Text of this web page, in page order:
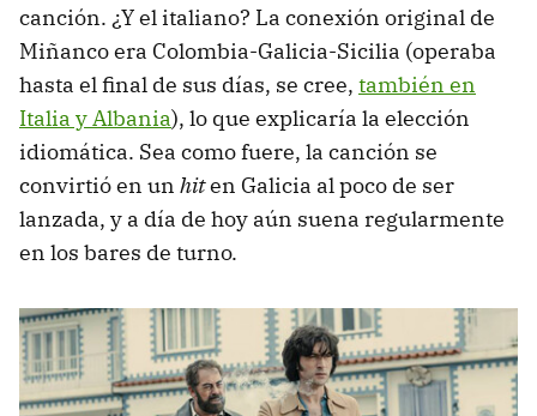
canción. ¿Y el italiano? La conexión original de
Miñanco era Colombia-Galicia-Sicilia (operaba
hasta el final de sus días, se cree, también en
Italia y Albania), lo que explicaría la elección
idiomática. Sea como fuere, la canción se
convirtió en un hiten Galicia al poco de ser
lanzada, y a día de hoy aún suena regularmente
en los bares de turno.